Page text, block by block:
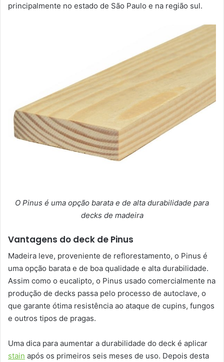
principalmente no estado de São Paulo e na região sul.
O Pinus é uma opção barata e de alta durabilidade para
decks de madeira
Vantagens do deck de Pinus
Madeira leve, proveniente de reflorestamento, o Pinus é
uma opção barata e de boa qualidade e alta durabilidade.
Assim como o eucalipto, o Pinus usado comercialmente na
produção de decks passa pelo processo de autoclave, o
que garante ótima resistência ao ataque de cupins, fungos
e outros tipos de pragas.
Uma dica para aumentar a durabilidade do deck é aplicar
stain após os primeiros seis meses de uso. Depois desta